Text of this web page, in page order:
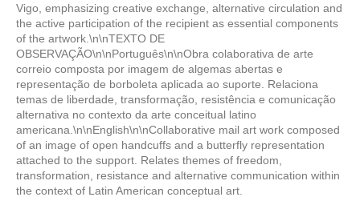
Vigo, emphasizing creative exchange, alternative circulation and
the active participation of the recipient as essential components
of the artwork.\n\nTEXTO DE
OBSERVAÇÃO\n\nPortuguês\n\nObra colaborativa de arte
correio composta por imagem de algemas abertas e
representação de borboleta aplicada ao suporte. Relaciona
temas de liberdade, transformação, resistência e comunicação
alternativa no contexto da arte conceitual latino
americana.\n\nEnglish\n\nCollaborative mail art work composed
of an image of open handcuffs and a butterfly representation
attached to the support. Relates themes of freedom,
transformation, resistance and alternative communication within
the context of Latin American conceptual art.